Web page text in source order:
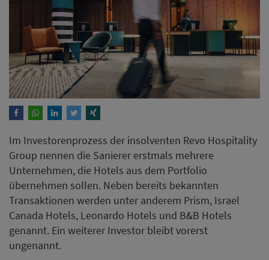
Im Investorenprozess der insolventen Revo Hospitality
Group nennen die Sanierer erstmals mehrere
Unternehmen, die Hotels aus dem Portfolio
übernehmen sollen. Neben bereits bekannten
Transaktionen werden unter anderem Prism, Israel
Canada Hotels, Leonardo Hotels und B&B Hotels
genannt. Ein weiterer Investor bleibt vorerst
ungenannt.